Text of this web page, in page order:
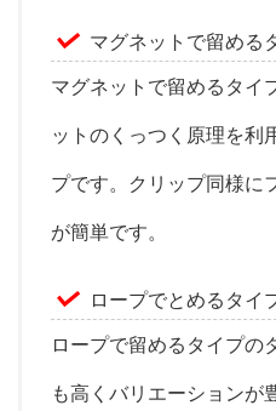
マグネットで留める
マグネットで留めるタイ
ットのくっつく原理を利
プです。クリップ同様に
が簡単です。
ロープでとめるタイ
ロープで留めるタイプの
も高くバリエーションが